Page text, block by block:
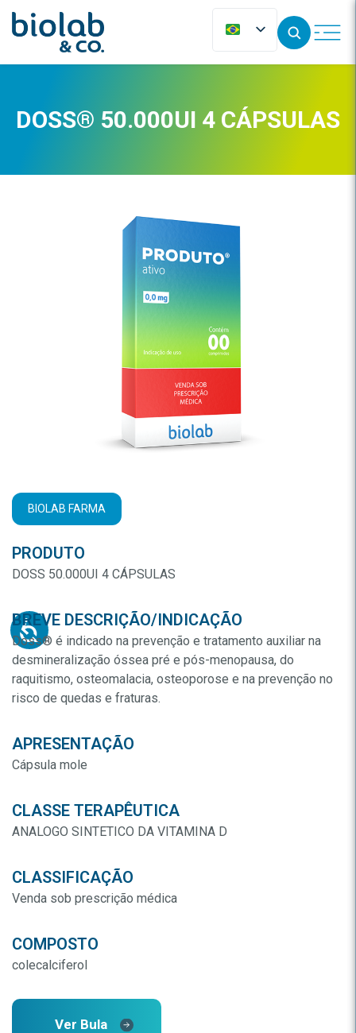
DOSS® 50.000UI 4 CÁPSULAS
BIOLAB FARMA
PRODUTO
DOSS 50.000UI 4 CÁPSULAS
BREVE DESCRIÇÃO/INDICAÇÃO
Doss® é indicado na prevenção e tratamento auxiliar na
desmineralização óssea pré e pós-menopausa, do
raquitismo, osteomalacia, osteoporose e na prevenção no
risco de quedas e fraturas.
APRESENTAÇÃO
Cápsula mole
CLASSE TERAPÊUTICA
ANALOGO SINTETICO DA VITAMINA D
CLASSIFICAÇÃO
Venda sob prescrição médica
COMPOSTO
colecalciferol
Ver Bula